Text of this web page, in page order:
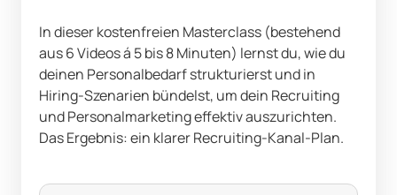
In dieser kostenfreien Masterclass (bestehend
aus 6 Videos á 5 bis 8 Minuten) lernst du, wie du
deinen Personalbedarf strukturierst und in
Hiring-Szenarien bündelst, um dein Recruiting
und Personalmarketing effektiv auszurichten.
Das Ergebnis: ein klarer Recruiting-Kanal-Plan.